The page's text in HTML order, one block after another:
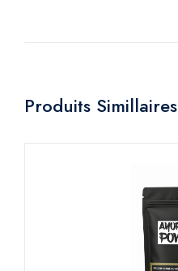
Produits Simillaires